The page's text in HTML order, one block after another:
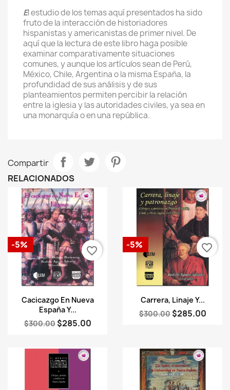
El estudio de los temas aquí presentados ha sido
fruto de la interacción de historiadores
hispanistas y americanistas de primer nivel. De
aquí que la lectura de este libro haga posible
examinar comparativamente situaciones
comunes, y aunque los artículos sean de Perú,
México, Chile, Argentina o la misma España, la
profundidad de sus análisis y de sus
planteamientos permiten percibir la relación
entre la iglesia y las autoridades civiles, ya sea en
una monarquía o en una república.
Compartir
RELACIONADOS
Vista rápida
Cacicazgo En Nueva
España Y...
$300.00 $285.00
-5%
favorite_border
Vista rápida
Carrera, Linaje Y...
$300.00 $285.00
-5% favorite_border